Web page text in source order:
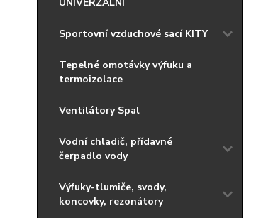
Sportovní vzduchové sací KITY
Tepelné omotávky výfuku a
termoizolace
Ventilátory Spal
Vodní chladič, přídavné
čerpadlo vody
Výfuky-tlumiče, svody,
koncovky, rezonátory